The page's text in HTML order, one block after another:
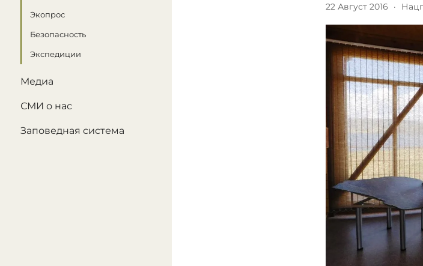
Экопрос
Безопасность
Экспедиции
Медиа
СМИ о нас
Заповедная система
22 Август 2016 ·